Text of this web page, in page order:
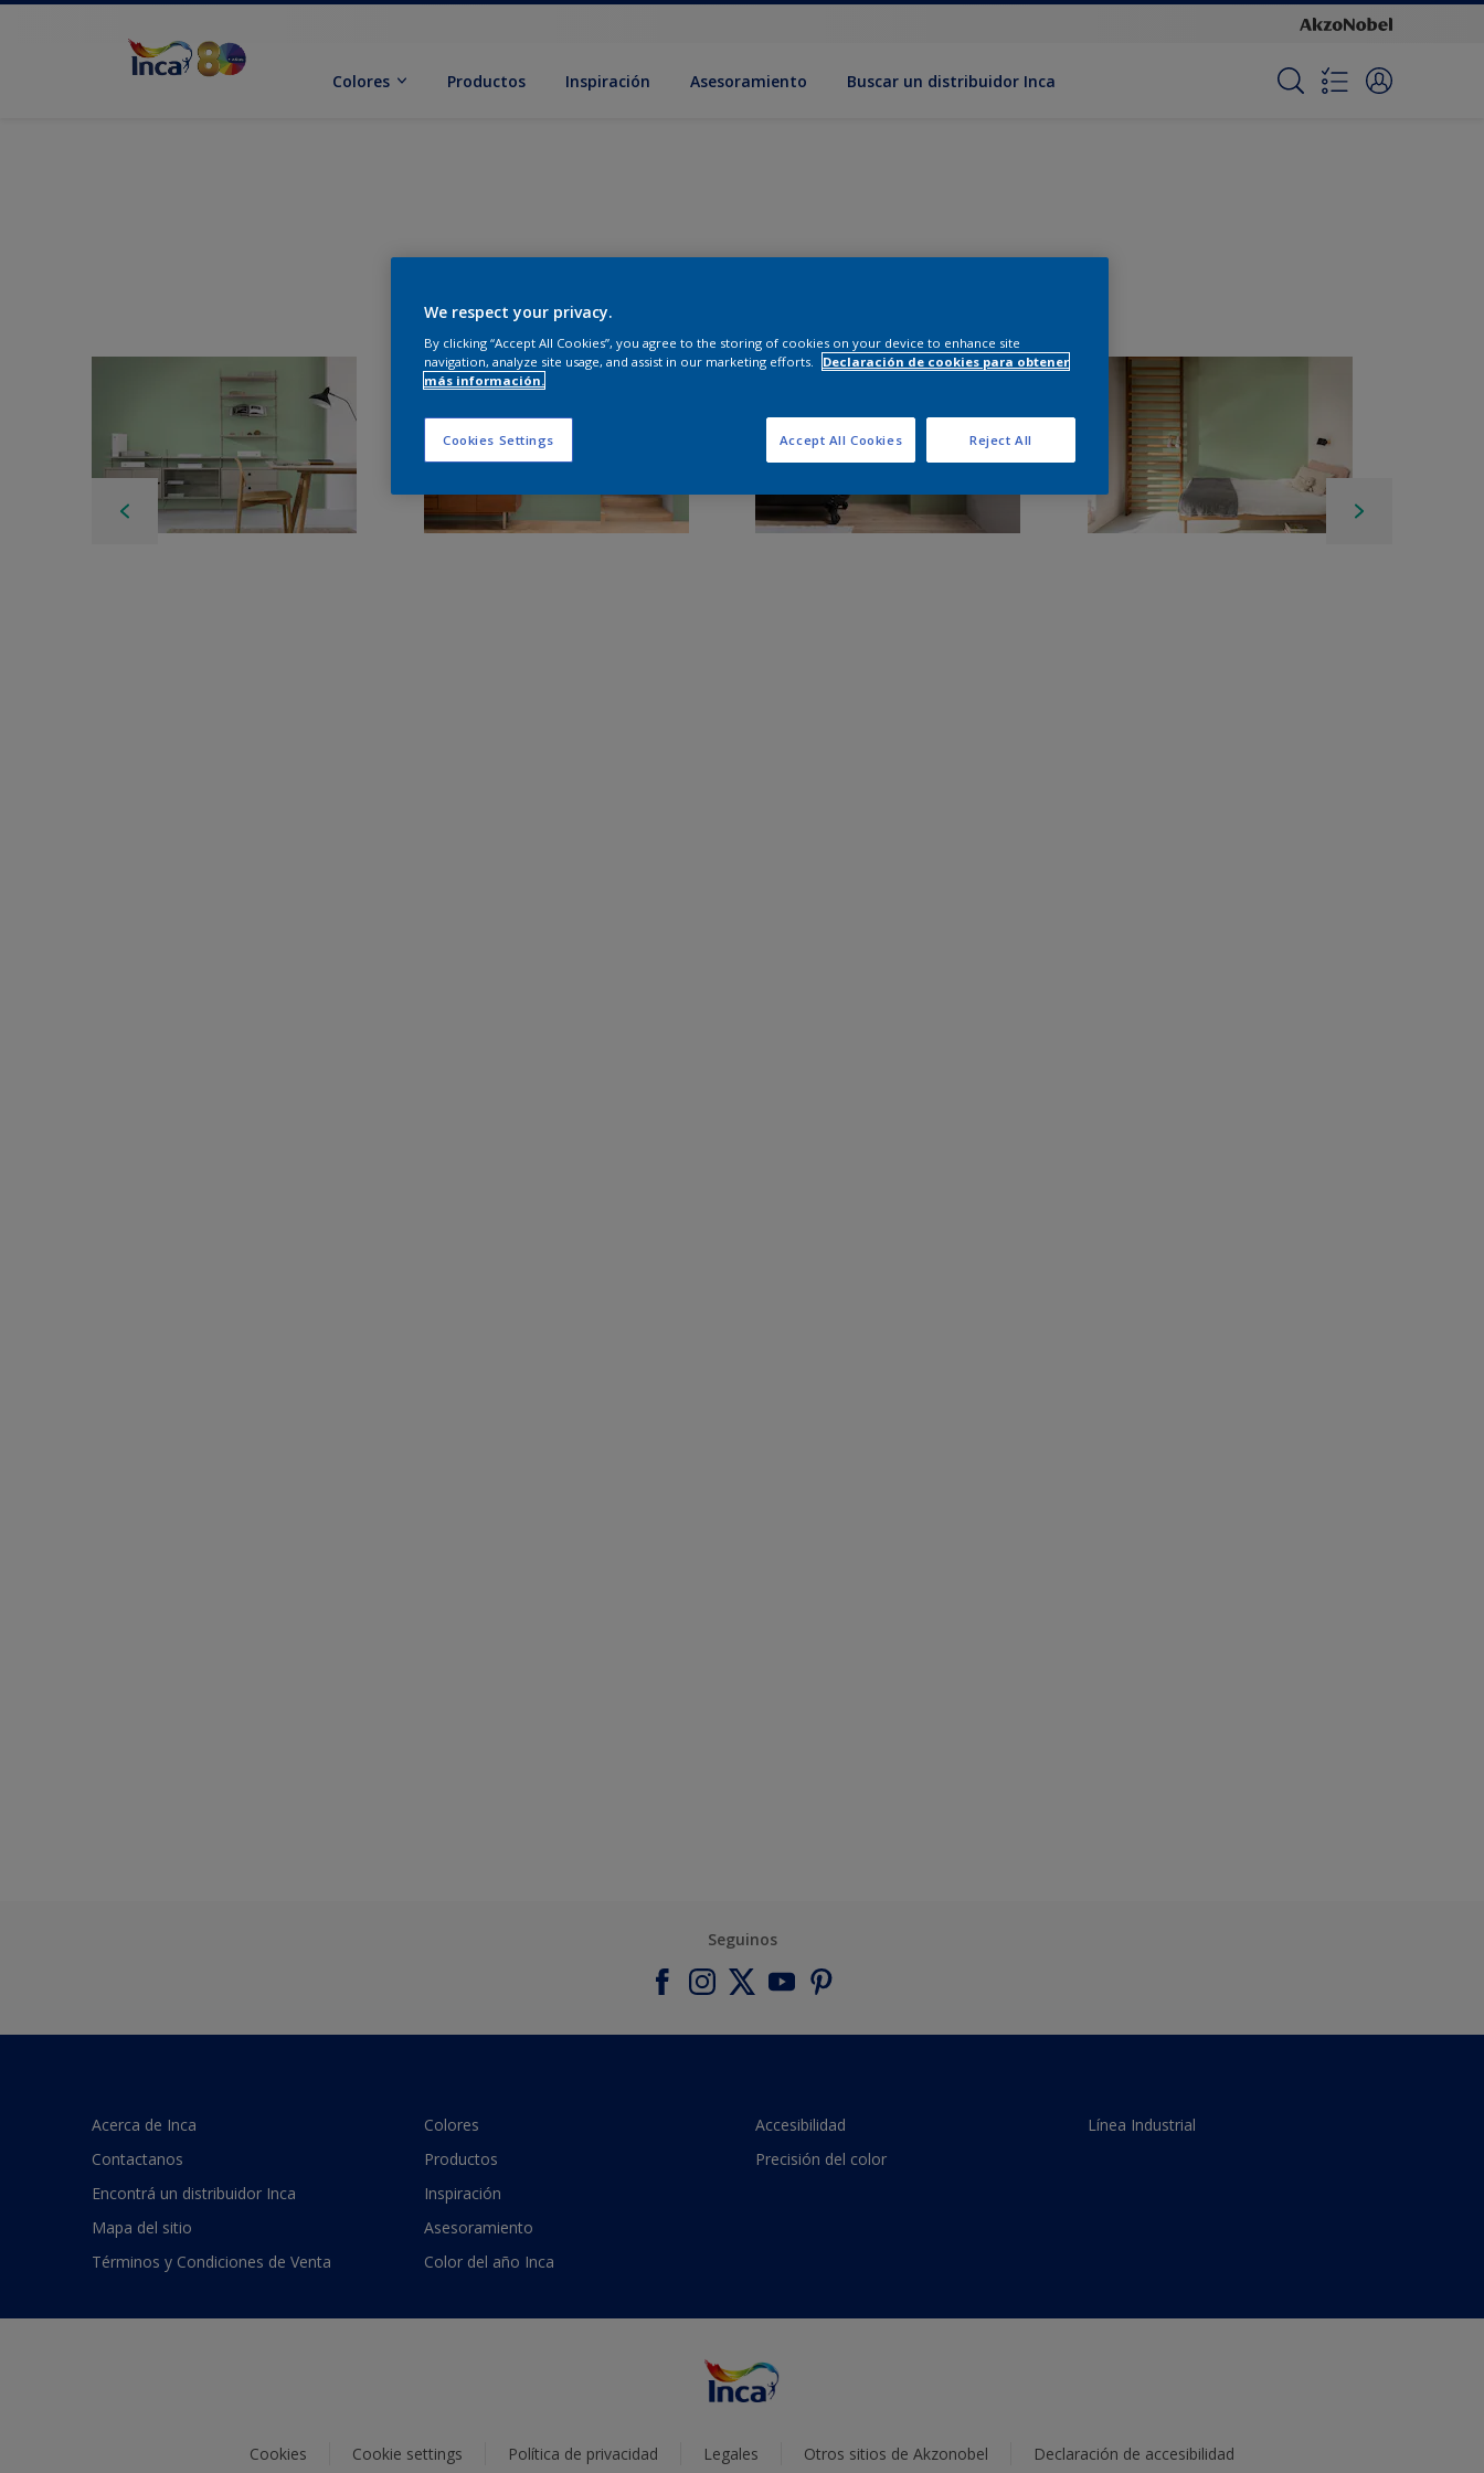
Colores Productos Inspiración Asesoramiento Buscar un distribuidor Inca
Seguinos
Acerca de Inca
Contactanos
Encontrá un distribuidor Inca
Mapa del sitio
Términos y Condiciones de Venta
Colores
Productos
Inspiración
Asesoramiento
Color del año Inca
Accesibilidad
Precisión del color
Línea Industrial
Cookies Cookie settings Política de privacidad Legales Otros sitios de Akzonobel Declaración de accesibilidad
We respect your privacy.
By clicking “Accept All Cookies”, you agree to the storing of cookies on your device to enhance site
navigation, analyze site usage, and assist in our marketing efforts.
Declaración de cookies para obtener
más información.
Cookies Settings Reject All
Accept All Cookies